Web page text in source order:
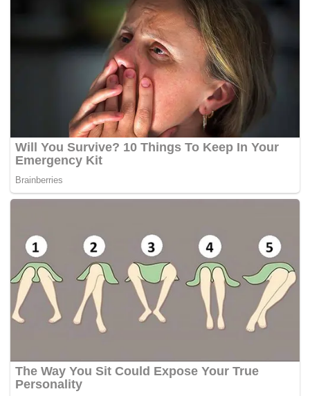
burger king Rusia